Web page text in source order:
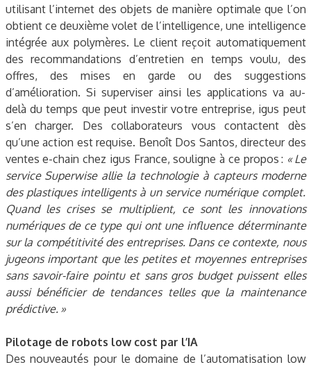
utilisant l’internet des objets de manière optimale que l’on
obtient ce deuxième volet de l’intelligence, une intelligence
intégrée aux polymères. Le client reçoit automatiquement
des recommandations d’entretien en temps voulu, des
offres, des mises en garde ou des suggestions
d’amélioration. Si superviser ainsi les applications va au-
delà du temps que peut investir votre entreprise, igus peut
s’en charger. Des collaborateurs vous contactent dès
qu’une action est requise. Benoît Dos Santos, directeur des
ventes e-chain chez igus France, souligne à ce propos : « Le
service Superwise allie la technologie à capteurs moderne
des plastiques intelligents à un service numérique complet.
Quand les crises se multiplient, ce sont les innovations
numériques de ce type qui ont une influence déterminante
sur la compétitivité des entreprises. Dans ce contexte, nous
jugeons important que les petites et moyennes entreprises
sans savoir-faire pointu et sans gros budget puissent elles
aussi bénéficier de tendances telles que la maintenance
prédictive. »
Pilotage de robots low cost par l’IA
Des nouveautés pour le domaine de l’automatisation low